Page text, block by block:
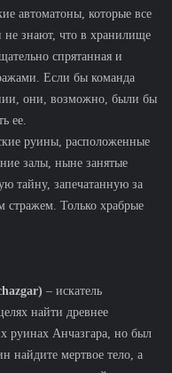
автоматоны, которые все
знают, что в хранилище
спрятанная и
Если бы команда
они, возможно, были бы
ее.
руины, расположенные
залы, ныне занятые
тайну, запечатанную за
стражем. Только храбрые
– искатель
найти древнее
руинах Анчазгара, но был
найдите мертвое тело, а